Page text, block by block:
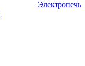
Электропечь